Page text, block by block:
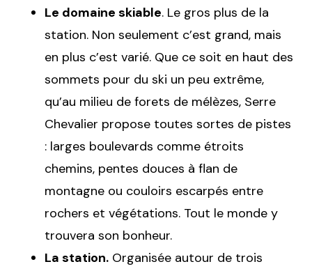
Le domaine skiable. Le gros plus de la
station. Non seulement c’est grand, mais
en plus c’est varié. Que ce soit en haut des
sommets pour du ski un peu extrême,
qu’au milieu de forets de mélèzes, Serre
Chevalier propose toutes sortes de pistes
: larges boulevards comme étroits
chemins, pentes douces à flan de
montagne ou couloirs escarpés entre
rochers et végétations. Tout le monde y
trouvera son bonheur.
La station. Organisée autour de trois